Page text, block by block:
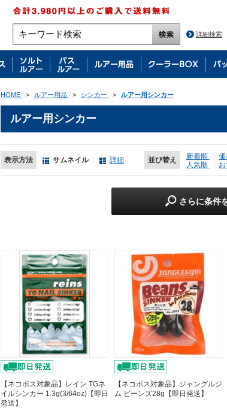
詳細検索
HOME > ルアー用品 > シンカー > ルアー用シンカー
ルアー用シンカー
表示方法 サムネイル 詳細 並び替え 新着順
人気順
さらに条件
【ネコポス対象品】レイン TGネ
イルシンカー 1.3g(3/64oz)【即日
発送】
【ネコポス対象品】ジャングルジ
ム ビーンズ28g【即日発送】